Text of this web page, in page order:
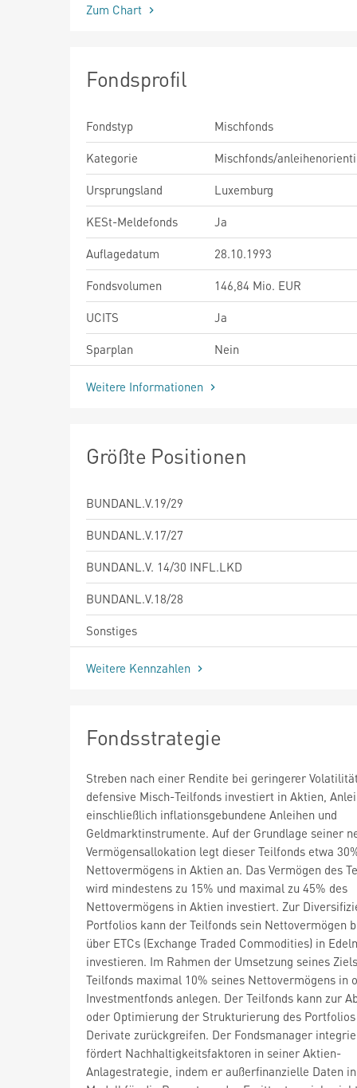
Zum Chart
Fondsprofil
Fondstyp
Mischfonds
Kategorie
Mischfonds/
Ursprungsland
Luxemburg
KESt-Meldefonds
Ja
Auflagedatum
28.10.1993
Fondsvolumen
146,84 Mio. EUR
UCITS
Ja
Sparplan
Nein
Weitere Informationen
Größte Positionen
BUNDANL.V.19/29
BUNDANL.V.17/27
BUNDANL.V. 14/30 INFL.LKD
BUNDANL.V.18/28
Sonstiges
Weitere Kennzahlen
Fondsstrategie
Streben nach einer Rendite bei geringerer
defensive Misch-Teilfonds investiert in Aktien,
einschließlich inflationsgebundene Anleihen und
Geldmarktinstrumente. Auf der Grundlage seiner
Vermögensallokation legt dieser Teilfonds etwa
Nettovermögens in Aktien an. Das Vermögen des
wird mindestens zu 15% und maximal zu 45% des
Nettovermögens in Aktien investiert. Zur
Portfolios kann der Teilfonds sein Nettovermögen
über ETCs (Exchange Traded Commodities) in
investieren. Im Rahmen der Umsetzung seines
Teilfonds maximal 10% seines Nettovermögens in
Investmentfonds anlegen. Der Teilfonds kann zur
oder Optimierung der Strukturierung des
Derivate zurückgreifen. Der Fondsmanager
fördert Nachhaltigkeitsfaktoren in seiner Aktien-
Anlagestrategie, indem er außerfinanzielle Daten